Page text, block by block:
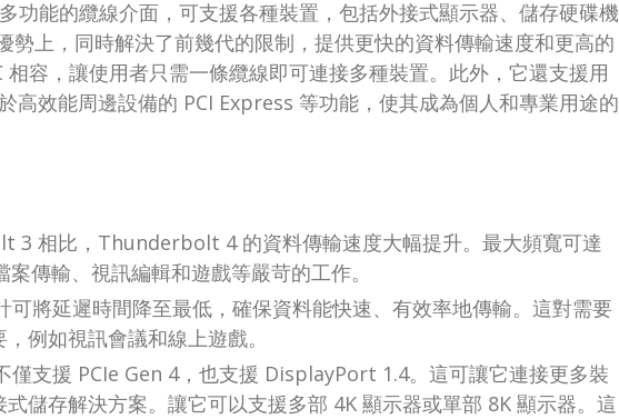
能的纜線介面，可支援各種裝置，包括外接式顯示器、儲存硬碟機
勢上，同時解決了前幾代的限制，提供更快的資料傳輸速度和更高的
容，讓使用者只需一條纜線即可連接多種裝置。此外，它還支援用
效能周邊設備的 PCI Express 等功能，使其成為個人和專業用途的
3 相比，Thunderbolt 4 的資料傳輸速度大幅提升。最大頻寬可達
傳輸、視訊編輯和遊戲等嚴苛的工作。
將延遲時間降至最低，確保資料能快速、有效率地傳輸。這對需要
例如視訊會議和線上遊戲。
支援 PCIe Gen 4，也支援 DisplayPort 1.4。這可讓它連接更多裝
儲存解決方案。讓它可以支援多部 4K 顯示器或單部 8K 顯示器。這